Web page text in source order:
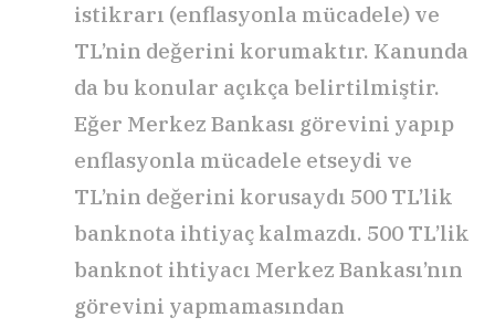
istikrarı (enflasyonla mücadele) ve
TL’nin değerini korumaktır. Kanunda
da bu konular açıkça belirtilmiştir.
Eğer Merkez Bankası görevini yapıp
enflasyonla mücadele etseydi ve
TL’nin değerini korusaydı 500 TL’lik
banknota ihtiyaç kalmazdı. 500 TL’lik
banknot ihtiyacı Merkez Bankası’nın
görevini yapmamasından